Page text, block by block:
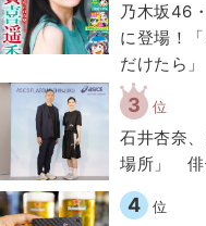
乃木坂46
に登場！
だけたら」
3 位
石井杏奈
場所」 俳
4 位